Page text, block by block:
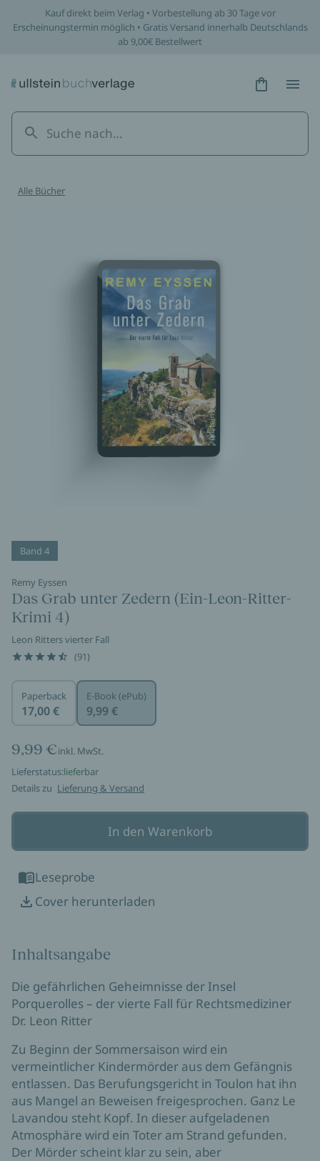
Kauf direkt beim Verlag • Vorbestellung ab 30 Tage vor
Erscheinungstermin möglich • Gratis Versand innerhalb Deutschlands
ab 9,00€ Bestellwert
Hidden
Alle Bücher
Band 4
Remy Eyssen
Das Grab unter Zedern (Ein-Leon-Ritter-
Krimi 4)
Leon Ritters vierter Fall
(91)
Paperback
17,00 €
E-Book (ePub)
9,99 €
9,99 €inkl. MwSt.
Lieferstatus:lieferbar
Details zu Lieferung & Versand
In den Warenkorb
Leseprobe
Cover herunterladen
Inhaltsangabe
Die gefährlichen Geheimnisse der Insel
Porquerolles – der vierte Fall für Rechtsmediziner
Dr. Leon Ritter
Zu Beginn der Sommersaison wird ein
vermeintlicher Kindermörder aus dem Gefängnis
entlassen. Das Berufungsgericht in Toulon hat ihn
aus Mangel an Beweisen freigesprochen. Ganz Le
Lavandou steht Kopf. In dieser aufgeladenen
Atmosphäre wird ein Toter am Strand gefunden.
Der Mörder scheint klar zu sein, aber